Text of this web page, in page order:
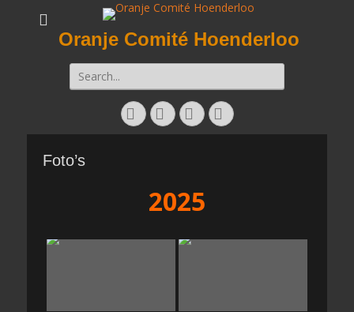
Oranje Comité Hoenderloo
Zoeken
naar:
Facebook
Twitter
E-
mail
Instagram
Foto’s
2025